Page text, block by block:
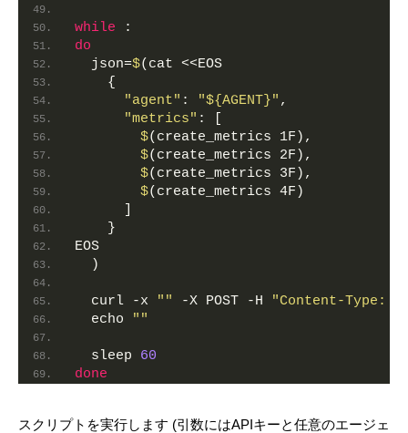
while :
do
  json
=$(cat <<EOS
    {
"agent" : "${AGENT}" ,
"metrics" : [
$(create_metrics 1F),
$(create_metrics 2F),
$(create_metrics 3F),
$(create_metrics 4F)
    }
EOS
  )
  curl -x
"" -X POST -H
"Content-Type:
  echo
""
  sleep
60
done
スクリプトを実行します (引数にはAPIキーと任意のエージェ